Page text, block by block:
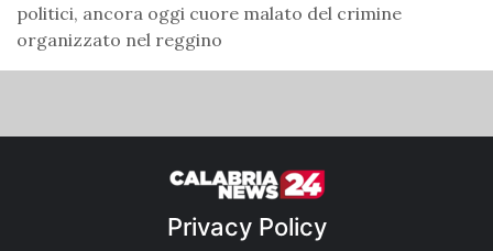
politici, ancora oggi cuore malato del crimine
organizzato nel reggino
Privacy Policy